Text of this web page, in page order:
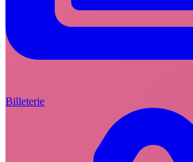
Billeterie